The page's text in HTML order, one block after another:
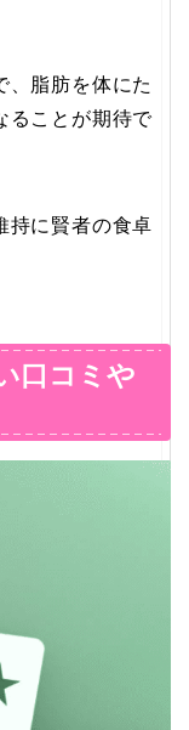
、脂肪を体にた
ることが期待で
持に賢者の食卓
口コミや